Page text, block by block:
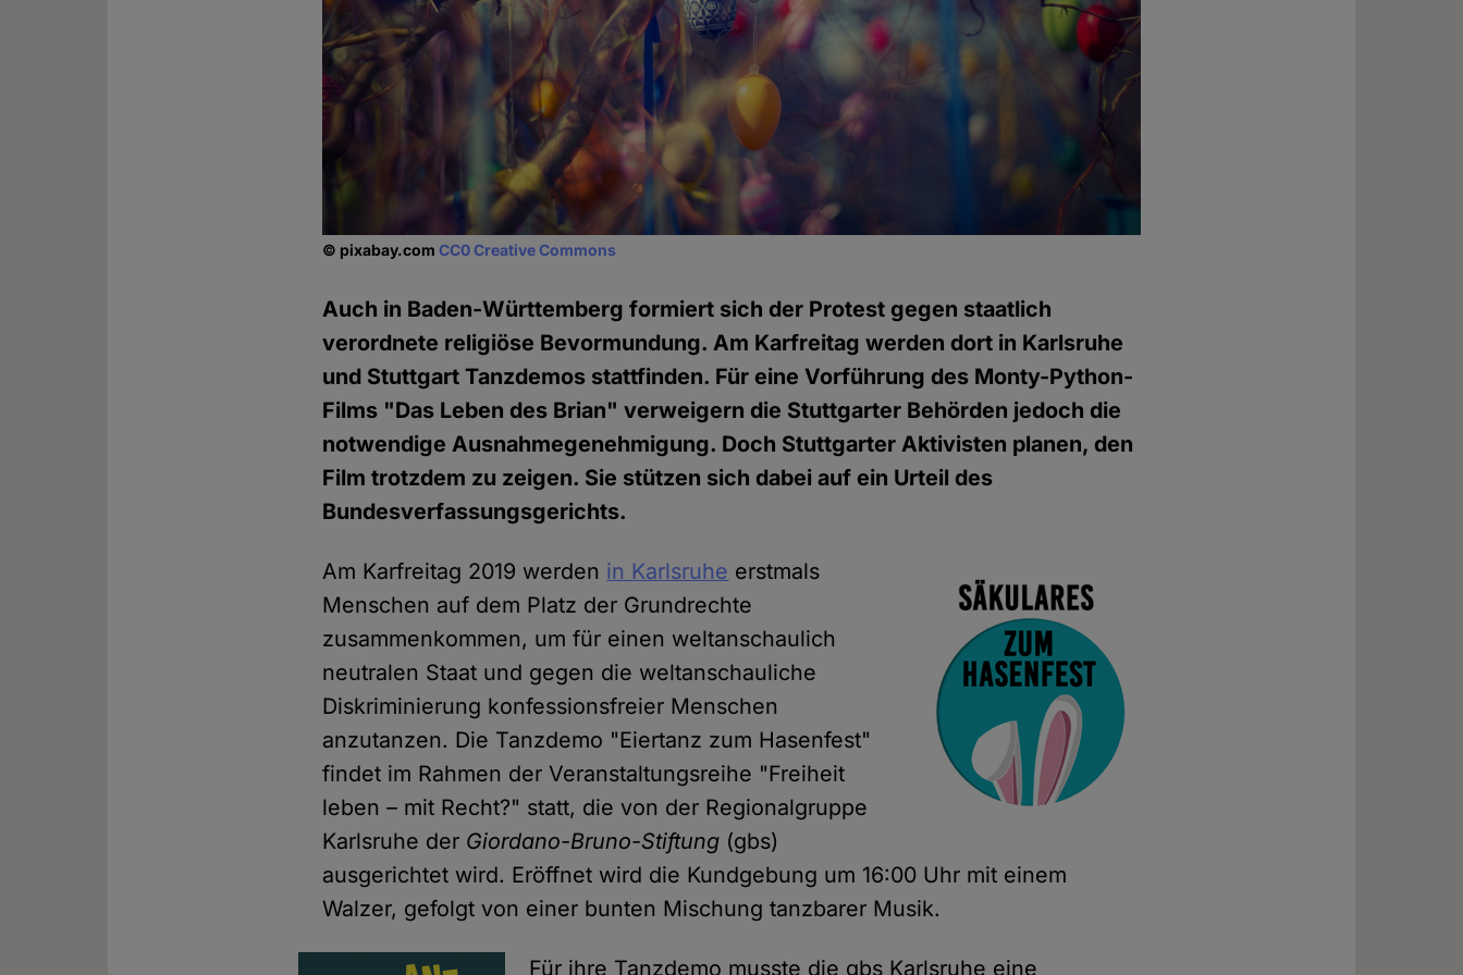
© pixabay.comCC0 Creative Commons
Auch in Baden-Württemberg formiert sich der Protest gegen staatlich
verordnete religiöse Bevormundung. Am Karfreitag werden dort in Karlsruhe
und Stuttgart Tanzdemos stattfinden. Für eine Vorführung des Monty-Python-
Films "Das Leben des Brian" verweigern die Stuttgarter Behörden jedoch die
notwendige Ausnahmegenehmigung. Doch Stuttgarter Aktivisten planen, den
Film trotzdem zu zeigen. Sie stützen sich dabei auf ein Urteil des
Bundesverfassungsgerichts.
Am Karfreitag 2019 werden in Karlsruhe erstmals
Menschen auf dem Platz der Grundrechte
zusammenkommen, um für einen weltanschaulich
neutralen Staat und gegen die weltanschauliche
Diskriminierung konfessionsfreier Menschen
anzutanzen. Die Tanzdemo "Eiertanz zum Hasenfest"
findet im Rahmen der Veranstaltungsreihe "Freiheit
leben – mit Recht?" statt, die von der Regionalgruppe
Karlsruhe der Giordano-Bruno-Stiftung (gbs)
ausgerichtet wird. Eröffnet wird die Kundgebung um 16:00 Uhr mit einem
Walzer, gefolgt von einer bunten Mischung tanzbarer Musik.
Für ihre Tanzdemo musste die gbs Karlsruhe eine